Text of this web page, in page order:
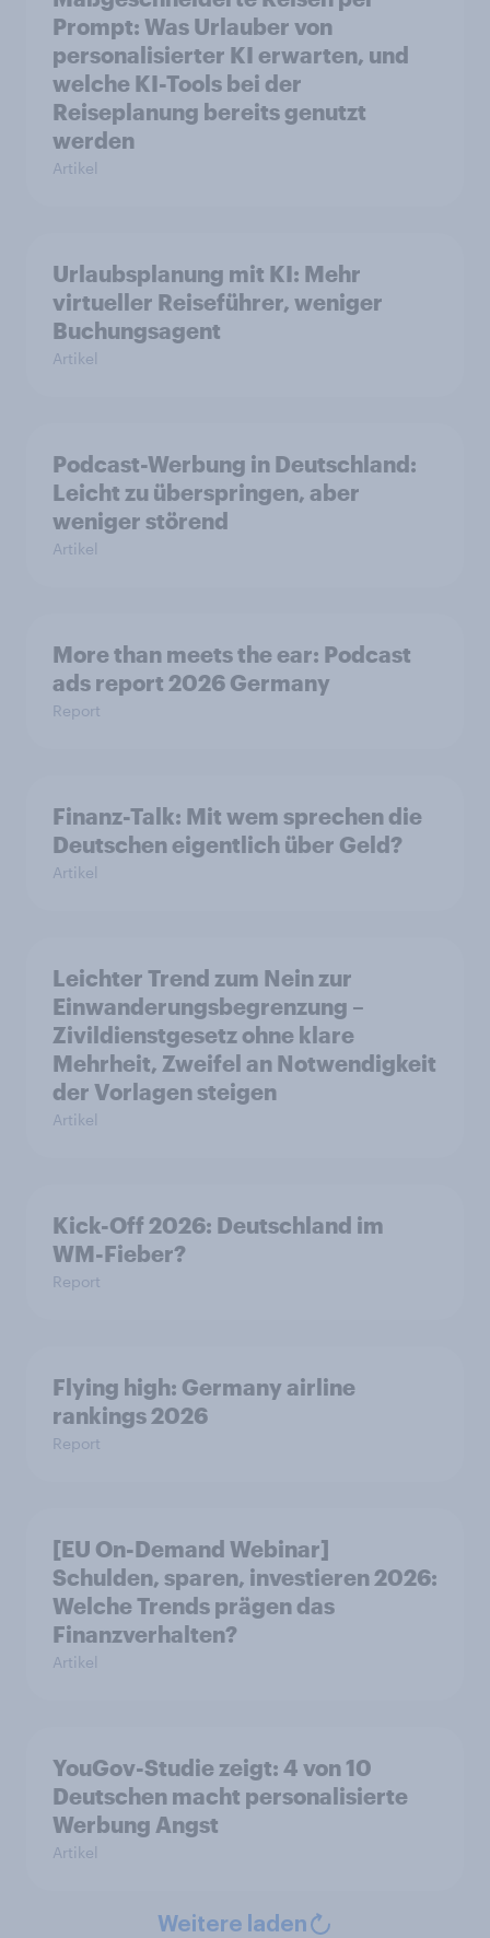
Prompt: Was Urlauber von
personalisierter KI erwarten, und
welche KI-Tools bei der
Reiseplanung bereits genutzt
werden
Artikel
Urlaubsplanung mit KI: Mehr
virtueller Reiseführer, weniger
Buchungsagent
Artikel
Podcast-Werbung in Deutschland:
Leicht zu überspringen, aber
weniger störend
Artikel
More than meets the ear: Podcast
ads report 2026 Germany
Report
Finanz-Talk: Mit wem sprechen die
Deutschen eigentlich über Geld?
Artikel
Leichter Trend zum Nein zur
Einwanderungsbegrenzung –
Zivildienstgesetz ohne klare
Mehrheit, Zweifel an Notwendigkeit
der Vorlagen steigen
Artikel
Kick-Off 2026: Deutschland im
WM-Fieber?
Report
Flying high: Germany airline
rankings 2026
Report
[EU On-Demand Webinar]
Schulden, sparen, investieren 2026:
Welche Trends prägen das
Finanzverhalten?
Artikel
YouGov-Studie zeigt: 4 von 10
Deutschen macht personalisierte
Werbung Angst
Artikel
Weitere laden